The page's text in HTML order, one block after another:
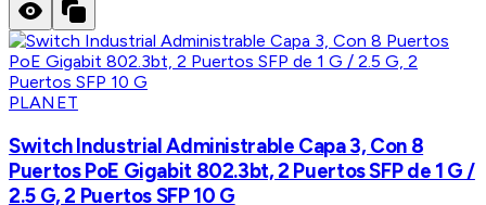
PLANET
Switch Industrial Administrable Capa 3, Con 8
Puertos PoE Gigabit 802.3bt, 2 Puertos SFP de 1 G /
2.5 G, 2 Puertos SFP 10 G